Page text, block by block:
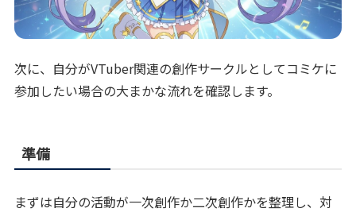
次に、自分がVTuber関連の創作サークルとしてコミケに
参加したい場合の大まかな流れを確認します。
準備
まずは自分の活動が一次創作か二次創作かを整理し、対